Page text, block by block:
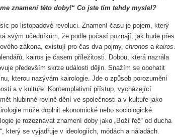
znamení této doby!“ Co jste tím tehdy myslel?
po listopadové revoluci. Znamení času je pojem, který
svým učedníkům, že podle počasí poznají, jak bude přes
zákona, existují pro čas dva pojmy, chronos a kairos
kairos je časem příležitosti. Dobou, která nazrála
především skrze události dějin. Snažím se obohatit
kterou nazývám kairologie. Jde o způsob porozumění
a v kultuře. Kontemplativní přístup, vycházející
hlubinné rovině dění ve společnosti a v kultuře jako
může doplnit ekonomické nebo sociologické
je rozeznávat znamení doby jako „Boží řeč“ od ducha
který se vyjadřuje v ideologiích, módách a náladách.